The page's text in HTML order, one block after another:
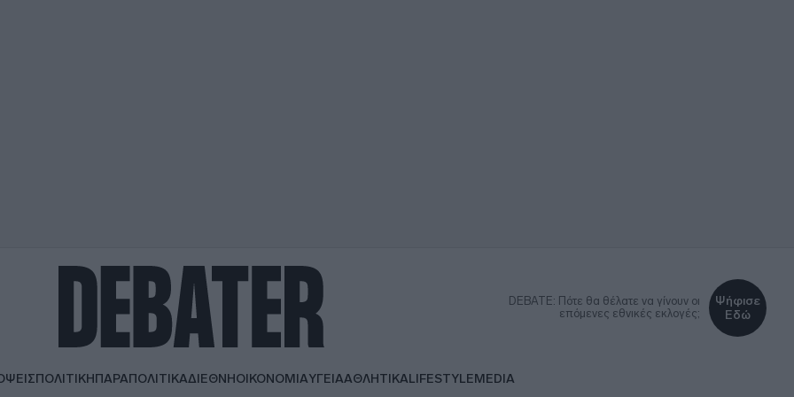
DEBATE: Πότε θα θέλατε να γίνουν οι
επόμενες εθνικές εκλογές;
Ψήφισε
Εδώ
ΠΟΛΙΤΙΚΗΠΑΡΑΠΟΛΙΤΙΚΑΔΙΕΘΝΗΟΙΚΟΝΟΜΙΑΥΓΕΙΑΑΘΛΗΤΙΚΑLIFESTYLEMEDIA